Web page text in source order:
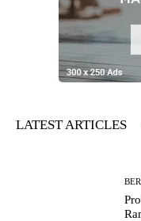
LATEST ARTICLES